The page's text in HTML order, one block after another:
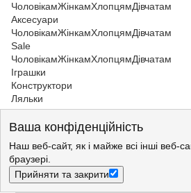
ЧоловікамЖінкамХлопцямДівчатам
Аксесуари
ЧоловікамЖінкамХлопцямДівчатам
Sale
ЧоловікамЖінкамХлопцямДівчатам
Іграшки
Конструктори
Ляльки
Ваша конфіденційність
Наш веб-сайт, як і майже всі інші веб-
браузері.
Прийняти та закрити
Жінкам>Джинси>Джинси Wrangler
Джинси Wrangler Sara Narrow Regular